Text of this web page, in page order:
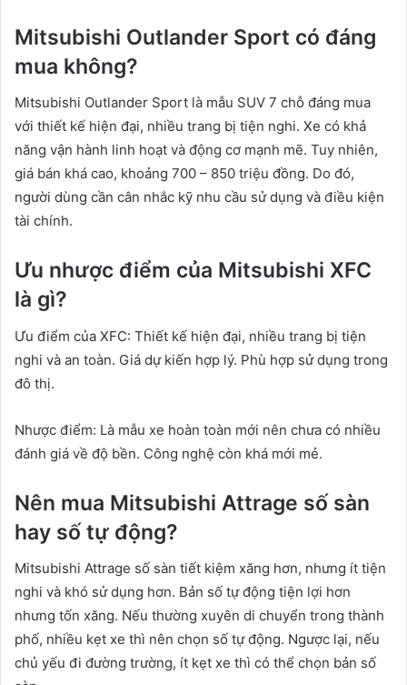
Mitsubishi Outlander Sport có đáng
mua không?
Mitsubishi Outlander Sport là mẫu SUV 7 chỗ đáng mua
với thiết kế hiện đại, nhiều trang bị tiện nghi. Xe có khả
năng vận hành linh hoạt và động cơ mạnh mẽ. Tuy nhiên,
giá bán khá cao, khoảng 700 – 850 triệu đồng. Do đó,
người dùng cần cân nhắc kỹ nhu cầu sử dụng và điều kiện
tài chính.
Ưu nhược điểm của Mitsubishi XFC
là gì?
Ưu điểm của XFC: Thiết kế hiện đại, nhiều trang bị tiện
nghi và an toàn. Giá dự kiến hợp lý. Phù hợp sử dụng trong
đô thị.
Nhược điểm: Là mẫu xe hoàn toàn mới nên chưa có nhiều
đánh giá về độ bền. Công nghệ còn khá mới mẻ.
Nên mua Mitsubishi Attrage số sàn
hay số tự động?
Mitsubishi Attrage số sàn tiết kiệm xăng hơn, nhưng ít tiện
nghi và khó sử dụng hơn. Bản số tự động tiện lợi hơn
nhưng tốn xăng. Nếu thường xuyên di chuyển trong thành
phố, nhiều kẹt xe thì nên chọn số tự động. Ngược lại, nếu
chủ yếu đi đường trường, ít kẹt xe thì có thể chọn bản số